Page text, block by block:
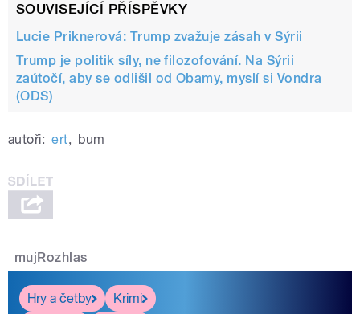
SOUVISEJÍCÍ PŘÍSPĚVKY
Lucie Priknerová: Trump zvažuje zásah v Sýrii
Trump je politik síly, ne filozofování. Na Sýrii
zaútočí, aby se odlišil od Obamy, myslí si Vondra
(ODS)
autoři: ert, bum
mujRozhlas
Hry a četby Krimi